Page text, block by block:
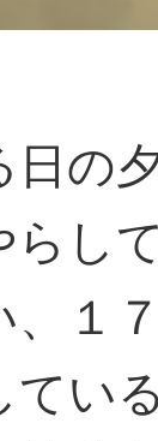
日の
らし
、１
てい